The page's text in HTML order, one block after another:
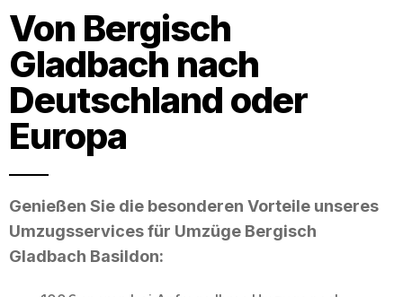
Von Bergisch
Gladbach nach
Deutschland oder
Europa
Genießen Sie die besonderen Vorteile unseres
Umzugsservices für Umzüge Bergisch
Gladbach Basildon: